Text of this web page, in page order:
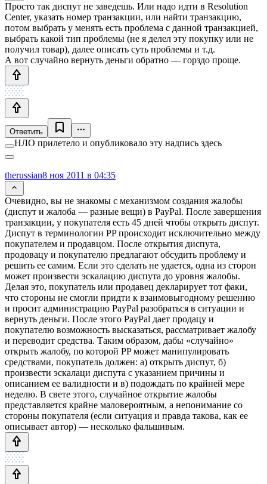
Просто так диспут не заведешь. Или надо идти в Resolution
Center, указать номер транзакции, или найти транзакцию,
потом выбрать у менять есть проблема с данной транзакцией,
выбрать какой тип проблемы (не я делел эту покупку или не
получил товар), далее описать суть проблемы и т.д.
А вот случайно вернуть деньги обратно — горздо проще.
Ответить
НЛО прилетело и опубликовало эту надпись здесь
therussian8 ноя 2011 в 04:35
Очевидно, вы не знакомы с механизмом создания жалобы
(диспут и жалоба — разные вещи) в PayPal. После завершения
транзакции, у покупателя есть 45 дней чтобы открыть диспут.
Диспут в терминологии PP происходит исключительно между
покупателем и продавцом. После открытия диспута,
продовацу и покупателю предлагают обсудить проблему и
решить ее самим. Если это сделать не удается, одна из сторон
может произвести эскалацию диспута до уровня жалобы.
Делая это, покупатель или продавец декларирует тот факи,
что стороны не смогли придти к взаимовыгодному решению
и просит администрацию PayPal разобраться в ситуации и
вернуть деньги. После этого PayPal дает продацу и
покупателю возможность высказаться, рассматривает жалобу
и переводит средства. Таким образом, дабы «случайно»
открыть жалобу, по которой PP может манипулировать
средствами, покупатель должен: а) открыть диспут, б)
произвести эскалаци диспута с указанием причины и
описанием ее валидности и в) подождать по крайней мере
неделю. В свете этого, случайное открытие жалобы
представляется крайне маловероятным, а непонимание со
стороны покупателя (если ситуация и правда такова, как ее
описывает автор) — несколько фальшивым.